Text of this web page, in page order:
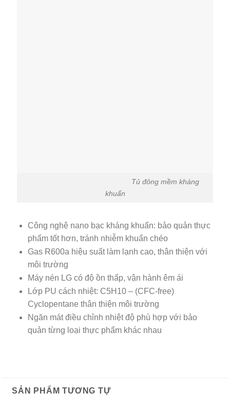
Tủ đông mềm kháng
khuẩn
Công nghệ nano bạc kháng khuẩn: bảo quản thực
phẩm tốt hơn, tránh nhiễm khuẩn chéo
Gas R600a hiệu suất làm lạnh cao, thân thiện với
môi trường
Máy nén LG có độ ồn thấp, vận hành êm ái
Lớp PU cách nhiệt: C5H10 – (CFC-free)
Cyclopentane thân thiện môi trường
Ngăn mát điều chỉnh nhiệt độ phù hợp với bảo
quản từng loại thực phẩm khác nhau
SẢN PHẨM TƯƠNG TỰ